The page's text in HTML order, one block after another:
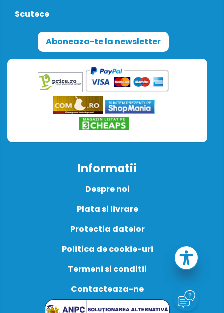
Scutece
Aboneaza-te la newsletter
Informatii
Despre noi
Plata si livrare
Protectia datelor
Politica de cookie-uri
Termeni si conditii
Contacteaza-ne